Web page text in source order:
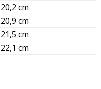
20,2 cm
20,9 cm
21,5 cm
22,1 cm